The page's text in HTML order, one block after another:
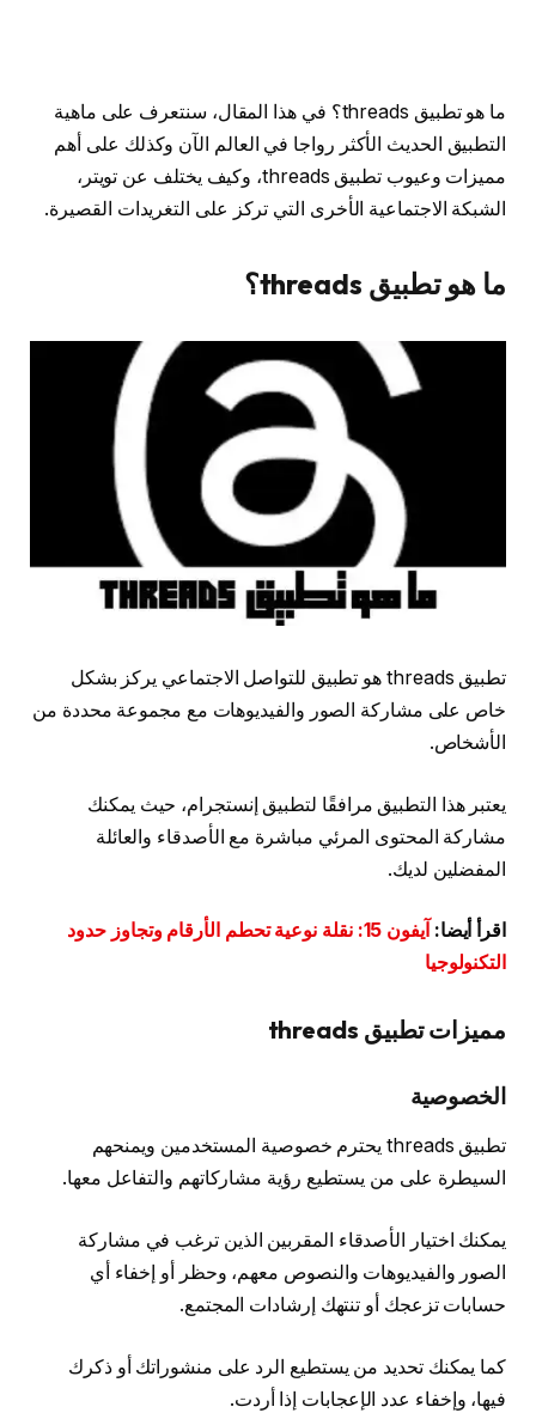
ما هو تطبيق threads؟ في هذا المقال، سنتعرف على ماهية
التطبيق الحديث الأكثر رواجا في العالم الآن وكذلك على أهم
مميزات وعيوب تطبيق threads، وكيف يختلف عن تويتر،
الشبكة الاجتماعية الأخرى التي تركز على التغريدات القصيرة.
ما هو تطبيق threads؟
تطبيق threads هو تطبيق للتواصل الاجتماعي يركز بشكل
خاص على مشاركة الصور والفيديوهات مع مجموعة محددة من
الأشخاص.
يعتبر هذا التطبيق مرافقًا لتطبيق إنستجرام، حيث يمكنك
مشاركة المحتوى المرئي مباشرة مع الأصدقاء والعائلة
المفضلين لديك.
اقرأ أيضا:
آيفون 15: نقلة نوعية تحطم الأرقام وتجاوز حدود
التكنولوجيا
مميزات تطبيق threads
الخصوصية
تطبيق threads يحترم خصوصية المستخدمين ويمنحهم
السيطرة على من يستطيع رؤية مشاركاتهم والتفاعل معها.
يمكنك اختيار الأصدقاء المقربين الذين ترغب في مشاركة
الصور والفيديوهات والنصوص معهم، وحظر أو إخفاء أي
حسابات تزعجك أو تنتهك إرشادات المجتمع.
كما يمكنك تحديد من يستطيع الرد على منشوراتك أو ذكرك
فيها، وإخفاء عدد الإعجابات إذا أردت.